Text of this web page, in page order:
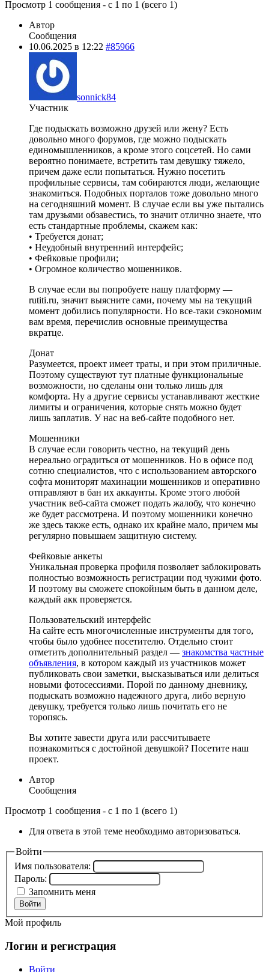
Просмотр 1 сообщения - с 1 по 1 (всего 1)
Автор
Сообщения
10.06.2025 в 12:22 #85966
sonnick84
Участник
Где подыскать возможно друзей или жену? Есть
довольно много форумов, где можно подыскать
единомышленников, а кроме этого соцсетей. Но сами
вероятно понимаете, встретить там девушку тяжело,
причем даже если попытаться. Нужно посетить
профильные сервисы, там собираются люди, желающие
знакомиться. Подобных порталов тоже довольно много
на сегодняшний момент. В случае если вы уже пытались
там друзьями обзавестись, то значит отлично знаете, что
есть стандартные проблемы, скажем как:
• Требуется донат;
• Неудобный внутренний интерфейс;
• Фейковые профили;
• Огромное количество мошенников.
В случае если вы попробуете нашу платформу —
rutiti.ru, значит выясните сами, почему мы на текущий
момент добились популярности. Но все-таки сэкономим
вам время, перечислив основные преимущества
вкратце.
Донат
Разумеется, проект имеет траты, и при этом приличные.
Поэтому существуют тут платные функциональные
возможности, но сделаны они только лишь для
комфорта. Ну а другие сервисы устанавливают жесткие
лимиты и ограничения, которые снять можно будет
лишь заплатив. У нас на веб-сайте подобного нет.
Мошенники
В случае если говорить честно, на текущий день
нереально оградиться от мошенников. Но в офисе под
сотню специалистов, что с использованием авторского
софта мониторят махинации мошенников и оперативно
отправляют в бан их аккаунты. Кроме этого любой
участник веб-сайта сможет подать жалобу, что конечно
же будет рассмотрена. И поэтому мошенники конечно
же здесь также есть, однако их крайне мало, причем мы
регулярно повышаем защитную систему.
Фейковые анкеты
Уникальная проверка профиля позволяет заблокировать
полностью возможность регистрации под чужими фото.
И поэтому вы сможете спокойным быть в данном деле,
каждый акк проверяется.
Пользовательский интерфейс
На сайте есть многочисленные инструменты для того,
чтобы было удобнее посетителю. Отдельно стоит
отметить дополнительный раздел — знакомства частные
объявления, в котором каждый из участников может
публиковать свои заметки, высказываться или делиться
новыми фотосессиями. Порой по данному дневнику,
подыскать возможно надежного друга, либо верную
девушку, требуется только лишь почитать его не
торопясь.
Вы хотите завести друга или рассчитываете
познакомиться с достойной девушкой? Посетите наш
проект.
Автор
Сообщения
Просмотр 1 сообщения - с 1 по 1 (всего 1)
Для ответа в этой теме необходимо авторизоваться.
Войти
Имя пользователя:
Пароль:
Запомнить меня
Войти
Мой профиль
Логин и регистрация
Войти